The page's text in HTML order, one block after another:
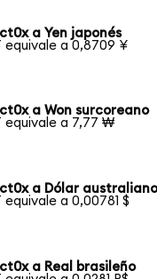
a Yen japonés
equivale a 0,8709 ¥
a Won surcoreano
equivale a 7,77 ₩
a Dólar
equivale a 0,00781 $
a Real brasileño